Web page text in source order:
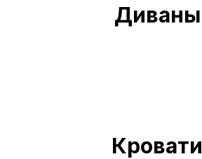
Диваны
Кровати